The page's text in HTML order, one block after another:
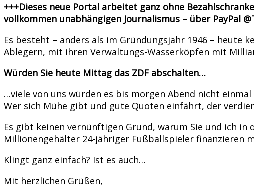
+++Dieses neue Portal arbeitet ganz ohne
vollkommen unabhängigen Journalismus – über PayPal
Es besteht – anders als im Gründungsjahr 1946 – heute
Ablegern, mit ihren Verwaltungs-Wasserköpfen mit
Würden Sie heute Mittag das ZDF abschalten…
…viele von uns würden es bis morgen Abend nicht
Wer sich Mühe gibt und gute Quoten einfährt, der
Es gibt keinen vernünftigen Grund, warum Sie und ich
Millionengehälter 24-jähriger Fußballspieler finanzieren
Klingt ganz einfach? Ist es auch…
Mit herzlichen Grüßen,